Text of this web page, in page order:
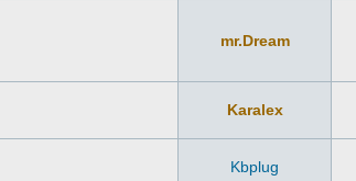
mr.Dream
Karalex
Kbplug